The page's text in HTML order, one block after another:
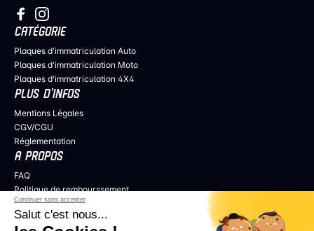
Continuer sans accepter
Salut c'est nous...
CATÉGORIE
Plaques d'immatriculation Auto
Plaques d'immatriculation Moto
Plaques d'immatriculation 4X4
PLUS D’INFOS
Mentions Légales
CGV/CGU
Réglementation
A PROPOS
FAQ
Politique de rembourssement
Politique de confidentialité
COLLABORER